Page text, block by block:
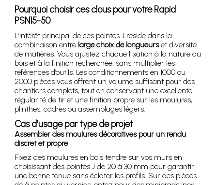
Pourquoi choisir ces clous pour votre Rapid
PSN15-50
L’intérêt principal de ces pointes J réside dans la
combinaison entre large choix de longueurset diversité
de matières. Vous ajustez chaque fixation à la nature du
bois et à la finition recherchée, sans multiplier les
références d’outils. Les conditionnements en 1000 ou
2000 pièces vous offrent un volume suffisant pour des
chantiers complets, tout en conservant une excellente
régularité de tir et une finition propre sur les moulures,
plinthes, cadres ou assemblages légers.
Cas d’usage par type de projet
Assembler des moulures décoratives pour un rendu
discret et propre
Fixez des moulures en bois tendre sur vos murs en
choisissant des pointes J de 20 à 30 mm pour garantir
une bonne tenue sans éclater les profils. Sur des pièces